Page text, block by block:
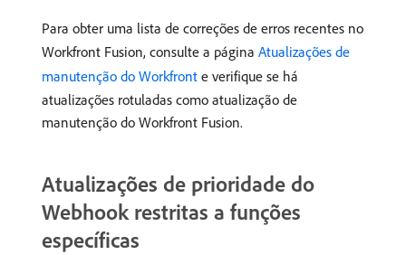
Para obter uma lista de correções de erros recentes no
Workfront Fusion, consulte a página Atualizações de
manutenção do Workfront e verifique se há
atualizações rotuladas como atualização de
manutenção do Workfront Fusion.
Atualizações de prioridade do
Webhook restritas a funções
específicas